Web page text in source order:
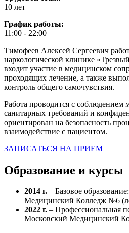
10 лет
График работы:
11:00 - 22:00
Тимофеев Алексей Сергеевич
наркологической клинике
входит участие в медицинском
проходящих лечение, а также
контроль общего самочувствия.
Работа проводится с соблюдением
санитарных требований и
ориентирован на безопасность
взаимодействие с пациентом.
ЗАПИСАТЬСЯ НА ПРИЕМ
Образование и курсы
2014 г. – Базовое
Медицинский Колледж №6
2022 г. – Профессиональная
Московский Медицинский